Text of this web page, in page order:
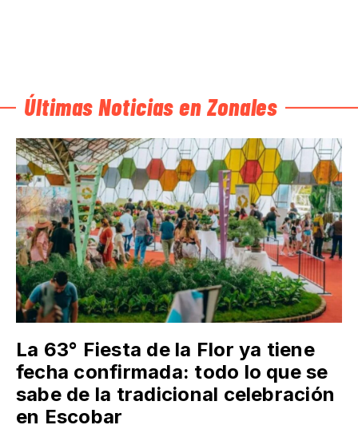
Últimas Noticias en Zonales
La 63° Fiesta de la Flor ya tiene
fecha confirmada: todo lo que se
sabe de la tradicional celebración
en Escobar